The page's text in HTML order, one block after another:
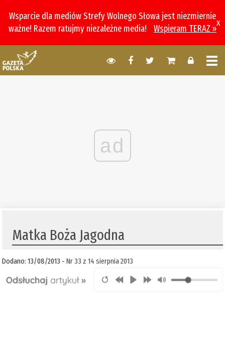
Wsparcie dla mediów Strefy Wolnego Słowa jest niezmiernie
ważne! Razem ratujmy niezależne media!
Wspieram TERAZ »
x
ad
Matka Boża Jagodna
Dodano: 13/08/2013 -Nr 33 z 14 sierpnia 2013